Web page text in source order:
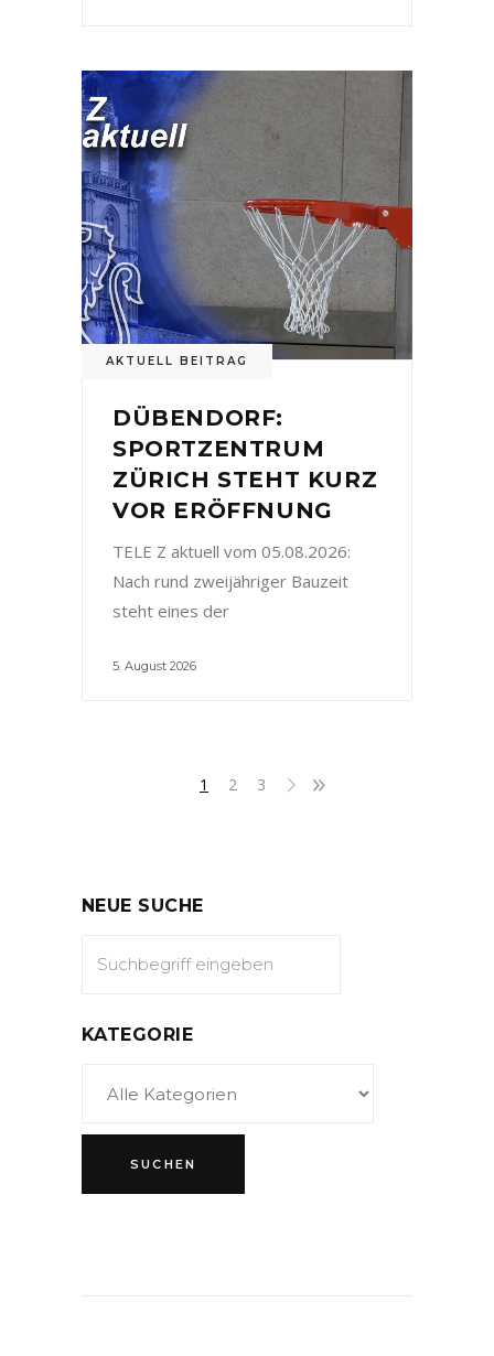
AKTUELL BEITRAG
DÜBENDORF:
SPORTZENTRUM
ZÜRICH STEHT KURZ
VOR ERÖFFNUNG
TELE Z aktuell vom 05.08.2026:
Nach rund zweijähriger Bauzeit
steht eines der
5. August 2026
1 2 3
NEUE SUCHE
KATEGORIE